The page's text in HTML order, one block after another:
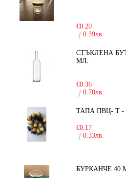
€0.20
0.39лв.
СТЪКЛЕНА
МЛ.
€0.36
0.70лв.
ТАПА ПВЦ- Т -
€0.17
0.33лв.
БУРКАНЧЕ 40